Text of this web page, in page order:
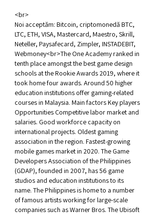
<br>
Noi acceptăm: Bitcoin, criptomonedă BTC,
LTC, ETH, VISA, Mastercard, Maestro, Skrill,
Neteller, Paysafecard, Zimpler, INSTADEBIT,
Webmoney<br>The One Academy ranked in
tenth place amongst the best game design
schools at the Rookie Awards 2019, where it
took home four awards. Around 50 higher
education institutions offer gaming-related
courses in Malaysia. Main factors Key players
Opportunities Competitive labor market and
salaries. Good workforce capacity on
international projects. Oldest gaming
association in the region. Fastest-growing
mobile games market in 2020. The Game
Developers Association of the Philippines
(GDAP), founded in 2007, has 56 game
studios and education institutions to its
name. The Philippines is home to a number
of famous artists working for large-scale
companies such as Warner Bros. The Ubisoft